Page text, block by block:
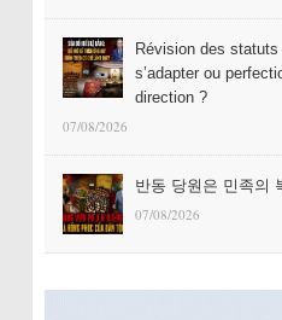
Révision des
s’adapter ou
direction ?
07/08/2026
반동 당원은 민족의
07/08/2026